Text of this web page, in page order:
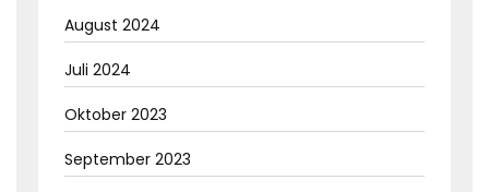
August 2024
Juli 2024
Oktober 2023
September 2023